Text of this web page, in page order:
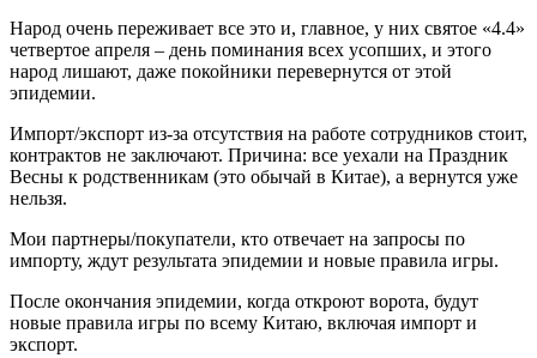
Народ очень переживает все это и, главное, у них святое «4.4»
четвертое апреля – день поминания всех усопших, и этого
народ лишают, даже покойники перевернутся от этой
эпидемии.
Импорт/экспорт из-за отсутствия на работе сотрудников стоит,
контрактов не заключают. Причина: все уехали на Праздник
Весны к родственникам (это обычай в Китае), а вернутся уже
нельзя.
Мои партнеры/покупатели, кто отвечает на запросы по
импорту, ждут результата эпидемии и новые правила игры.
После окончания эпидемии, когда откроют ворота, будут
новые правила игры по всему Китаю, включая импорт и
экспорт.